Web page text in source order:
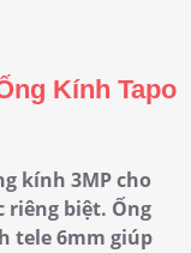
Kính Tapo
kính 3MP cho
riêng biệt. Ống
tele 6mm giúp